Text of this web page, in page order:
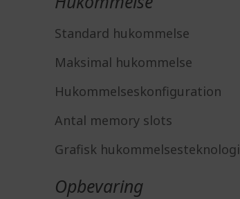
Standard hukommelse
Maksimal hukommelse
Hukommelseskonfiguration
Antal memory slots
Grafisk hukommelsesteknologi
Opbevaring